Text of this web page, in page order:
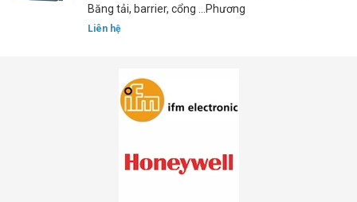
Băng tải, barrier, cổng …Phương
Liên hệ